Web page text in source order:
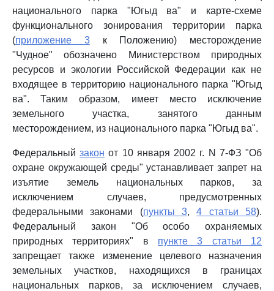
национального парка "Югыд ва" и карте-схеме
функционального зонирования территории парка
(приложение 3к Положению) месторождение
"Чудное" обозначено Министерством природных
ресурсов и экологии Российской Федерации как не
входящее в территорию национального парка "Югыд
ва". Таким образом, имеет место исключение
земельного участка, занятого данным
месторождением, из национального парка "Югыд ва".
Федеральныйзакон от 10 января 2002 г. N 7-ФЗ "Об
охране окружающей среды" устанавливает запрет на
изъятие земель национальных парков, за
исключением случаев, предусмотренных
федеральными законами (пункты 3,4 статьи 58).
Федеральный закон "Об особо охраняемых
природных территориях" в пункте 3 статьи 12
запрещает также изменение целевого назначения
земельных участков, находящихся в границах
национальных парков, за исключением случаев,